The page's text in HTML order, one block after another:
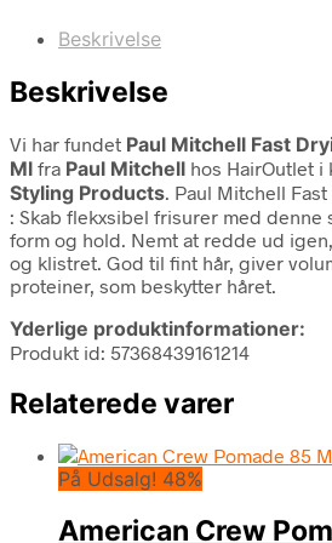
Beskrivelse
Beskrivelse
Vi har fundet Paul Mitchell Fast
Ml fra Paul Mitchell hos HairOutlet i
Styling Products. Paul Mitchell
: Skab flekxsibel frisurer med denne
form og hold. Nemt at redde ud
og klistret. God til fint hår, giver
proteiner, som beskytter håret.
Yderlige produktinformationer:
Produkt id: 57368439161214
Relaterede varer
På Udsalg! 48%
American Crew